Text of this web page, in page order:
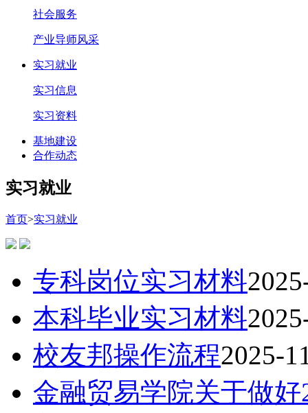
社会服务
产业导师风采
实习就业
实习信息
实习资料
基地建设
合作动态
实习就业
首页>实习就业
专科岗位实习材料
本科毕业实习材料
校友邦操作流程2025-
金融贸易学院关于做